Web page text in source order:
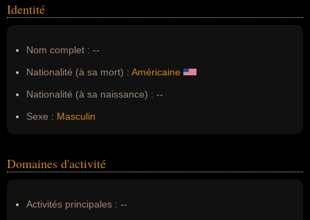
Identité
Nom complet : --
Nationalité (à sa mort) : Américaine
Nationalité (à sa naissance) : --
Sexe : Masculin
Domaines d'activité
Activités principales : --